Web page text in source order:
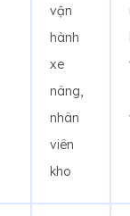
vận
hành
xe
nâng,
nhân
viên
kho